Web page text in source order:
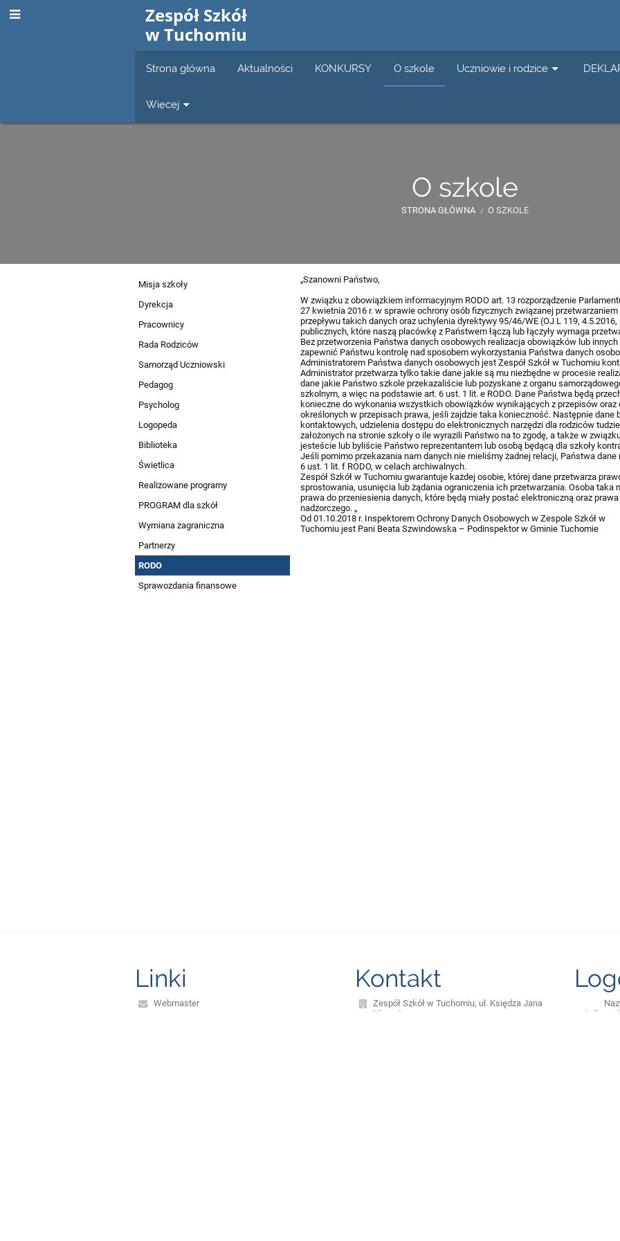
Zespół Szkół
w Tuchomiu
Strona główna Aktualności KONKURSY O szkole Uczniowie i rodzice
Więcej
O szkole
STRONA GŁÓWNA / O SZKOLE
O
szkole
Misja szkoły
Dyrekcja
Pracownicy
Rada Rodziców
Samorząd Uczniowski
Pedagog
Psycholog
Logopeda
Biblioteka
Świetlica
Realizowane programy
PROGRAM dla szkół
Wymiana zagraniczna
Partnerzy
RODO
Sprawozdania finansowe
„Szanowni Państwo,
W związku z obowiązkiem informacyjnym RODO art. 13 rozporządzenie
27 kwietnia 2016 r. w sprawie ochrony osób fizycznych związanej
przepływu takich danych oraz uchylenia dyrektywy 95/46/WE (OJ L 119,
publicznych, które naszą placówkę z Państwem łączą lub łączyły wymaga
Bez przetworzenia Państwa danych osobowych realizacja obowiązków lub innych
zapewnić Państwu kontrolę nad sposobem wykorzystania Państwa danych
Administratorem Państwa danych osobowych jest Zespół Szkół w Tuchomiu
Administrator przetwarza tylko takie dane jakie są mu niezbędne w procesie
dane jakie Państwo szkole przekazaliście lub pozyskane z organu
szkolnym, a więc na podstawie art. 6 ust. 1 lit. e RODO. Dane Państwa będą
konieczne do wykonania wszystkich obowiązków wynikających z przepisów
określonych w przepisach prawa, jeśli zajdzie taka konieczność. Następnie dane
kontaktowych, udzielenia dostępu do elektronicznych narzędzi dla rodziców
założonych na stronie szkoły o ile wyrazili Państwo na to zgodę, a także w
jesteście lub byliście Państwo reprezentantem lub osobą będącą dla szkoły
Jeśli pomimo przekazania nam danych nie mieliśmy żadnej relacji, Państwa
6 ust. 1 lit. f RODO, w celach archiwalnych.
Zespół Szkół w Tuchomiu gwarantuje każdej osobie, której dane przetwarza
sprostowania, usunięcia lub żądania ograniczenia ich przetwarzania. Osoba taka
prawa do przeniesienia danych, które będą miały postać elektroniczną oraz
nadzorczego. „
Od 01.10.2018 r. Inspektorem Ochrony Danych Osobowych w Zespole Szkół w
Tuchomiu jest Pani Beata Szwindowska – Podinspektor w Gminie Tuchomie
Linki
Webmaster
Kontakt
Zespół Szkół w Tuchomiu, ul. Księdza Jana
Hinza 1